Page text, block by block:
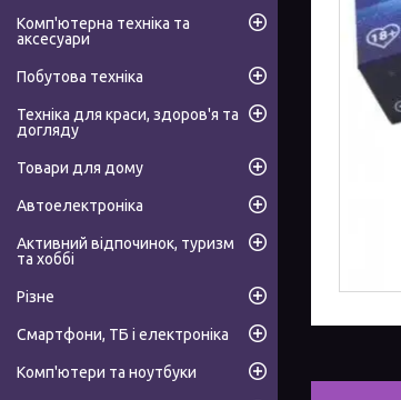
Комп'ютерна техніка та
аксесуари
Побутова техніка
Техніка для краси, здоров'я та
догляду
Товари для дому
Автоелектроніка
Активний відпочинок, туризм
та хоббі
Різне
Смартфони, ТБ і електроніка
Комп'ютери та ноутбуки